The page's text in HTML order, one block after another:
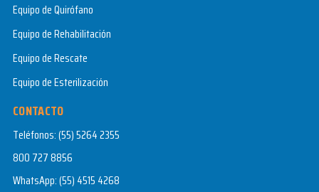
Equipo de Quirófano
Equipo de Rehabilitación
Equipo de Rescate
Equipo de Esterilización
CONTACTO
Teléfonos:(55) 5264 2355
800 727 8856
WhatsApp:(55) 4515 4268